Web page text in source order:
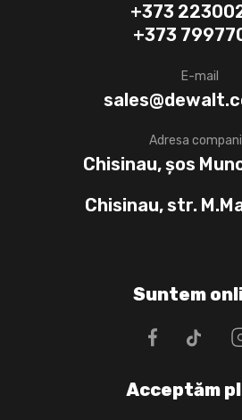
+373
+373
E-mail
Adresa
Chisinau, șos
Chisinau, str.
Suntem
Acceptăm